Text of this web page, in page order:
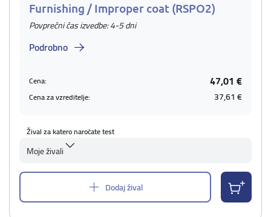
Furnishing / Improper coat (RSPO2)
Povprečni čas izvedbe: 4-5 dni
Podrobno
Cena: 47,01 €
Cena za vzreditelje: 37,61 €
Žival za katero naročate test
Moje živali
Dodaj žival